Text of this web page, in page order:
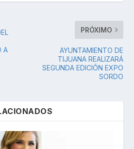
A
PRÓXIMO
AYUNTAMIENTO DE
TIJUANA REALIZARÁ
SEGUNDA EDICIÓN EXPO
SORDO